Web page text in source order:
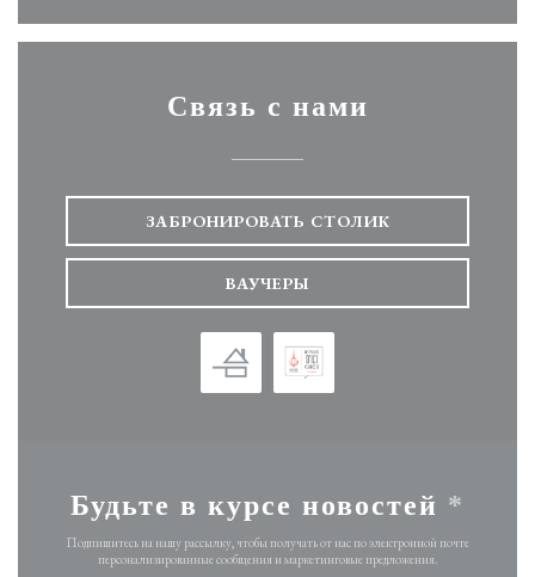
Связь с нами
ЗАБРОНИРОВАТЬ СТОЛИК
ВАУЧЕРЫ
Будьте в курсе новостей *
Подпишитесь на нашу рассылку, чтобы получать от нас по электронной почте
персонализированные сообщения и маркетинговые предложения.